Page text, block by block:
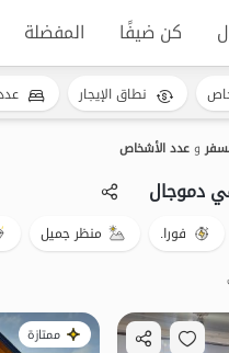
كن ضيفًا المفضلة
وعدد الأشخاص
دموجال
فورا. منظر جميل
ممتازة
نطاق الإيجار